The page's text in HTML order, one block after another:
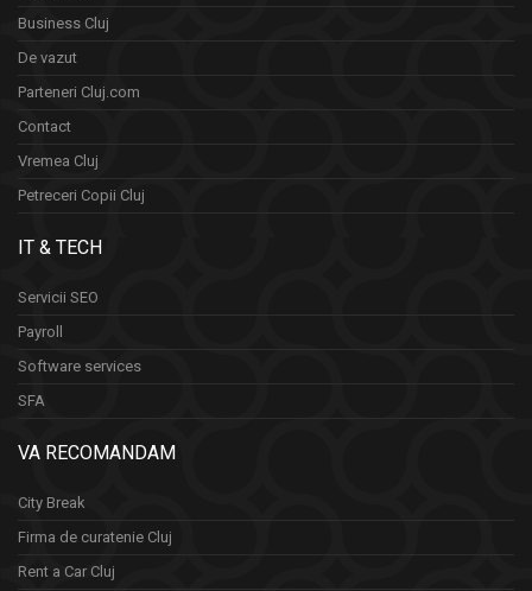
Business Cluj
De vazut
Parteneri Cluj.com
Contact
Vremea Cluj
Petreceri Copii Cluj
IT & TECH
Servicii SEO
Payroll
Software services
SFA
VA RECOMANDAM
City Break
Firma de curatenie Cluj
Rent a Car Cluj